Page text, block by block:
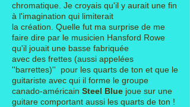
chromatique. Je croyais qu'il y aurait une fin
à l'imagination qui limiterait
la création. Quelle fut ma surprise de me
faire dire par le musicien Hansford Rowe
qu'il jouait une basse fabriquée
avec des frettes (aussi appelées
''barrettes)'' pour les quarts de ton et que le
guitariste avec qui il forme le groupe
canado-américain Steel Blue joue sur une
guitare comportant aussi les quarts de ton !